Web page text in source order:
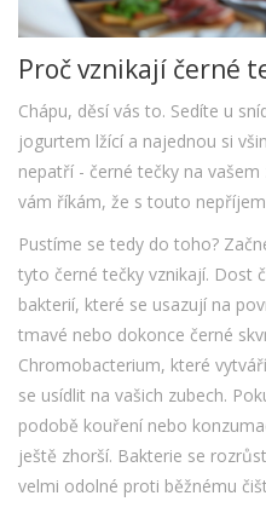
Proč vznikají černé
Chápu, děsí vás to. Sedíte u
jogurtem lžící a najednou si
nepatří - černé tečky na
vám říkám, že s touto
Pustíme se tedy do toho?
tyto černé tečky vznikají. Dost
bakterií, které se usazují na
tmavé nebo dokonce černé
Chromobacterium, které
se usídlit na vašich zubech.
podobě kouření nebo
ještě zhorší. Bakterie se
velmi odolné proti běžnému